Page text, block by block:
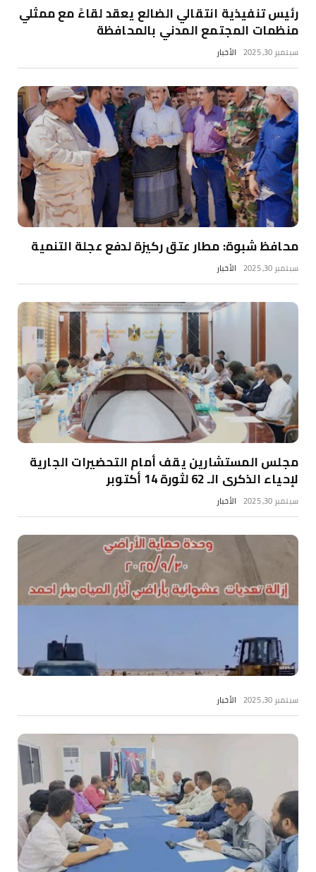
رئيس تنفيذية انتقالي الضالع يعقد لقاءً مع ممثلي
منظمات المجتمع المدني بالمحافظة
سبتمبر 30, 2025 الأخبار
محافظ شبوة: مطار عتق ركيزة لدفع عجلة التنمية
سبتمبر 30, 2025 الأخبار
مجلس المستشارين يقف أمام التحضيرات الجارية
لإحياء الذكرى الـ 62 لثورة 14 أكتوبر
سبتمبر 30, 2025 الأخبار
سبتمبر 30, 2025 الأخبار